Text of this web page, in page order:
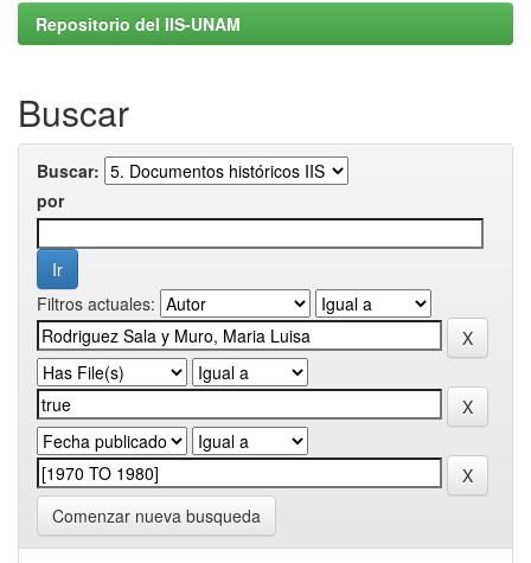
Repositorio del IIS-UNAM
Buscar
Buscar:
por
Filtros actuales:
Comenzar nueva busqueda